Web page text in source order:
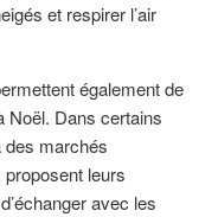
et respirer l’air
également de
Noël. Dans certains
des marchés
leurs
avec les